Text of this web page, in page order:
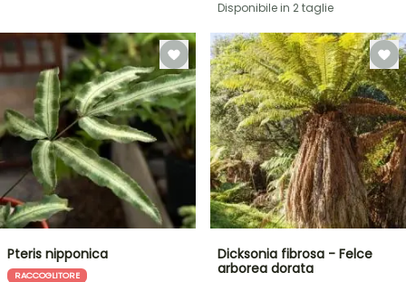
Disponibile in 2 taglie
Pteris nipponica
RACCOGLITORE
Dicksonia fibrosa - Felce
arborea dorata